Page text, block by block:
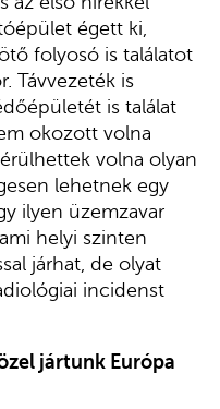
égett ki,
folyosó is találatot
Távvezeték is
is találat
okozott volna
volna olyan
lehetnek egy
ilyen üzemzavar
helyi szinten
járhat, de olyat
incidenst
jártunk Európa